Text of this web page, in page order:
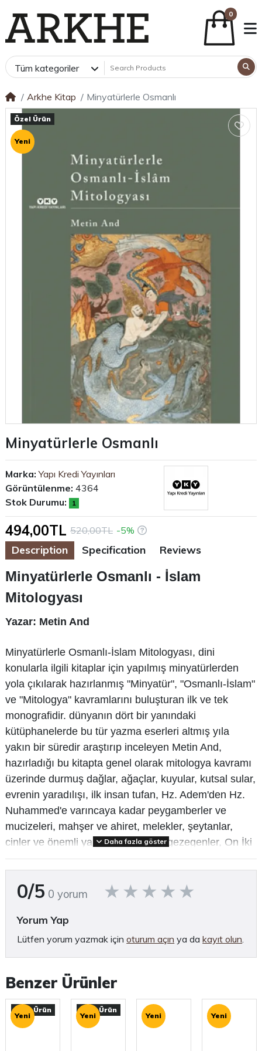
0
Tüm kategoriler
Arkhe Kitap Minyatürlerle Osmanlı
Özel Ürün
Yeni
Minyatürlerle Osmanlı
Description Specification Reviews
Minyatürlerle Osmanlı - İslam
Mitologyası
Yazar: Metin And
Minyatürlerle Osmanlı-İslam Mitologyası, dini
konularla ilgili kitaplar için yapılmış minyatürlerden
yola çıkılarak hazırlanmış "Minyatür", "Osmanlı-İslam"
ve "Mitologya" kavramlarını buluşturan ilk ve tek
monografidir. dünyanın dört bir yanındaki
kütüphanelerde bu tür yazma eserleri altmış yıla
yakın bir süredir araştırıp inceleyen Metin And,
hazırladığı bu kitapta genel olarak mitologya kavramı
üzerinde durmuş dağlar, ağaçlar, kuyular, kutsal sular,
evrenin yaradılışı, ilk insan tufan, Hz. Adem'den Hz.
Nuhammed'e varıncaya kadar peygamberler ve
mucizeleri, mahşer ve ahiret, melekler, şeytanlar,
cinler ve önemli yaratıklar, burçlar, gezegenler, On İki
İmam, Kerbela-Taziye-Maktel, ulu kişiler mitologyası,
aşk hikayeleri gibi konularda minyatürler eşliğinde bir
kültürel arkeoloji denemesine girişmiştir. Başta
resmetme anlayışının temelinde yatan hoşgörüyü
arayan ve verilen her örnekte bunun izlerini,
sayılabilecek Minyatürlerle Osmanlı-İslam Mitogyası,
bu kez 50 kadar yeni minyatür eklenerek
yayımlanıyor.
Daha fazla göster
Marka: Yapı Kredi Yayınları
Görüntülenme: 4364
Stok Durumu:
1
494,00TL 520,00TL -5%
0/5 0 yorum
Yorum Yap
Lütfen yorum yazmak içinoturum açın ya dakayıt olun.
Benzer Ürünler
Özel Ürün
Yeni
Özel Ürün
Yeni Yeni Yeni